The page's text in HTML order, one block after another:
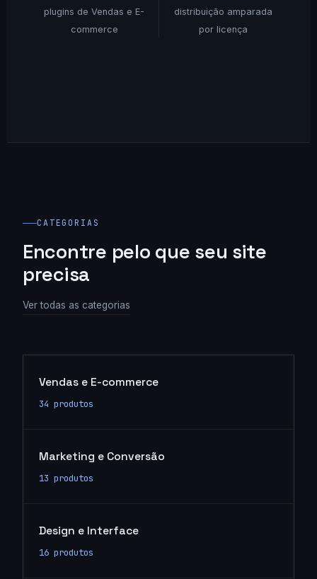
plugins de Vendas e E-
commerce
distribuição amparada
por licença
CATEGORIAS
Encontre pelo que seu site
precisa
Ver todas as categorias
Vendas e E-commerce
34 produtos
Marketing e Conversão
13 produtos
Design e Interface
16 produtos